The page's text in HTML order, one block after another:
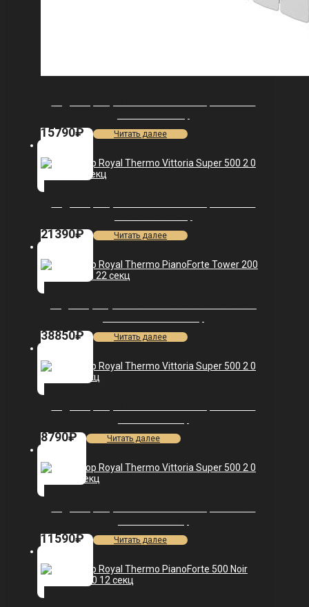
15790₽ Читать далее
21390₽ Читать далее
38850₽ Читать далее
8790₽ Читать далее
11590₽ Читать далее